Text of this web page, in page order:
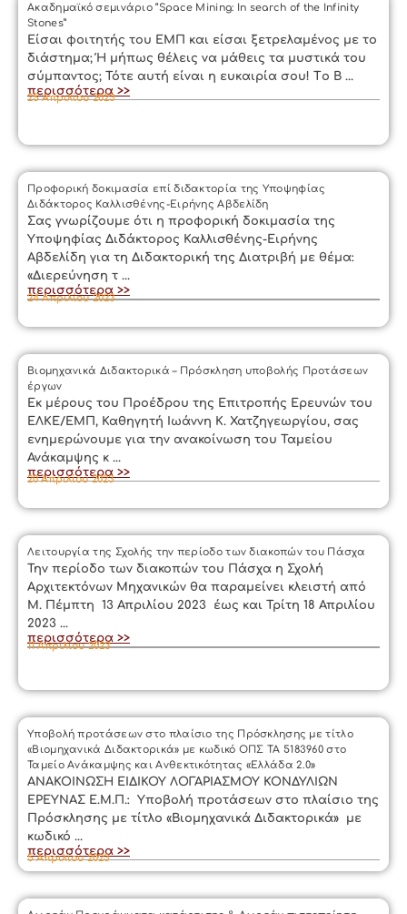
Ακαδημαϊκό σεμινάριο “Space Mining: In search of the Infinity
Stones”
Είσαι φοιτητής του ΕΜΠ και είσαι ξετρελαμένος με το
διάστημα; Ή μήπως θέλεις να μάθεις τα μυστικά του
σύμπαντος; Τότε αυτή είναι η ευκαιρία σου! Tο B ...
περισσότερα >>
25 Απριλίου 2023
Προφορική δοκιμασία επί διδακτορία της Υποψηφίας
Διδάκτορος Καλλισθένης-Ειρήνης Αβδελίδη
Σας γνωρίζουμε ότι η προφορική δοκιμασία της
Υποψηφίας Διδάκτορος Καλλισθένης-Ειρήνης
Αβδελίδη για τη Διδακτορική της Διατριβή με θέμα:
«Διερεύνηση τ ...
περισσότερα >>
24 Απριλίου 2023
Βιομηχανικά Διδακτορικά – Πρόσκληση υποβολής Προτάσεων
έργων
Εκ μέρους του Προέδρου της Επιτροπής Ερευνών του
ΕΛΚΕ/ΕΜΠ, Καθηγητή Ιωάννη Κ. Χατζηγεωργίου, σας
ενημερώνουμε για την ανακοίνωση του Ταμείου
Ανάκαμψης κ ...
περισσότερα >>
20 Απριλίου 2023
Λειτουργία της Σχολής την περίοδο των διακοπών του Πάσχα
Την περίοδο των διακοπών του Πάσχα η Σχολή
Αρχιτεκτόνων Μηχανικών θα παραμείνει κλειστή από
Μ. Πέμπτη 13 Απριλίου 2023 έως και Τρίτη 18 Απριλίου
2023 ...
περισσότερα >>
11 Απριλίου 2023
Υποβολή προτάσεων στο πλαίσιο της Πρόσκλησης με τίτλο
«Βιομηχανικά Διδακτορικά» με κωδικό ΟΠΣ ΤΑ 5183960 στο
Ταμείο Ανάκαμψης και Ανθεκτικότητας «Ελλάδα 2.0»
ΑΝΑΚΟΙΝΩΣΗ ΕΙΔΙΚΟΥ ΛΟΓΑΡΙΑΣΜΟΥ ΚΟΝΔΥΛΙΩΝ
ΕΡΕΥΝΑΣ Ε.Μ.Π.: Υποβολή προτάσεων στο πλαίσιο της
Πρόσκλησης με τίτλο «Βιομηχανικά Διδακτορικά» με
κωδικό ...
περισσότερα >>
5 Απριλίου 2023